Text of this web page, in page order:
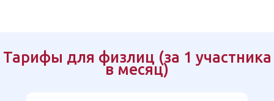
Тарифы для физлиц (за 1 участника
в месяц)